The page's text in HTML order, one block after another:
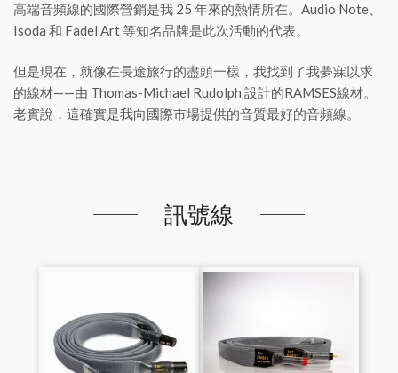
高端音頻線的國際營銷是我 25 年來的熱情所在。Audio Note、
Isoda 和 Fadel Art 等知名品牌是此次活動的代表。
但是現在，就像在長途旅行的盡頭一樣，我找到了我夢寐以求
的線材——由 Thomas-Michael Rudolph 設計的RAMSES線材。
老實說，這確實是我向國際市場提供的音質最好的音頻線。
訊號線